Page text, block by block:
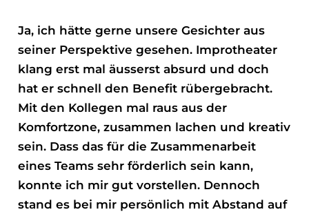
Ja, ich hätte gerne unsere Gesichter aus
seiner Perspektive gesehen. Improtheater
klang erst mal äusserst absurd und doch
hat er schnell den Benefit rübergebracht.
Mit den Kollegen mal raus aus der
Komfortzone, zusammen lachen und kreativ
sein. Dass das für die Zusammenarbeit
eines Teams sehr förderlich sein kann,
konnte ich mir gut vorstellen. Dennoch
stand es bei mir persönlich mit Abstand auf